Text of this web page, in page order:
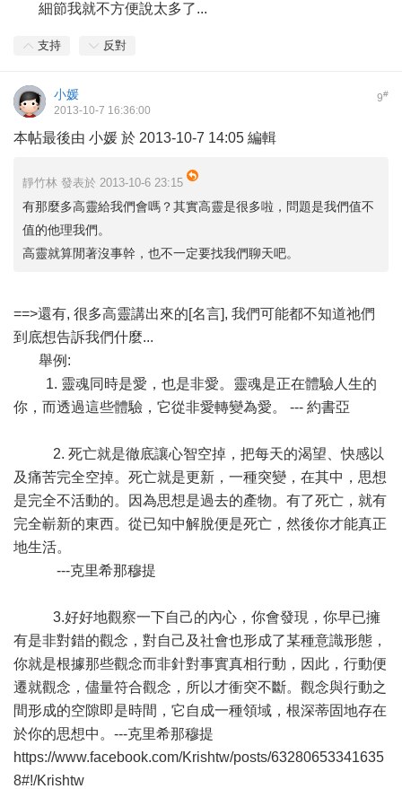
細節我就不方便說太多了...
支持 反對
9#
小媛
2013-10-7 16:36:00
本帖最後由 小媛 於 2013-10-7 14:05 編輯
靜竹林 發表於 2013-10-6 23:15
有那麼多高靈給我們會嗎？其實高靈是很多啦，問題是我們值不
值的他理我們。
高靈就算閒著沒事幹，也不一定要找我們聊天吧。
==>還有, 很多高靈講出來的[名言], 我們可能都不知道祂們
到底想告訴我們什麼...
舉例:
1. 靈魂同時是愛，也是非愛。靈魂是正在體驗人生的
你，而透過這些體驗，它從非愛轉變為愛。 --- 約書亞
2. 死亡就是徹底讓心智空掉，把每天的渴望、快感以
及痛苦完全空掉。死亡就是更新，一種突變，在其中，思想
是完全不活動的。因為思想是過去的產物。有了死亡，就有
完全嶄新的東西。從已知中解脫便是死亡，然後你才能真正
地生活。
---克里希那穆提
3.好好地觀察一下自己的內心，你會發現，你早已擁
有是非對錯的觀念，對自己及社會也形成了某種意識形態，
你就是根據那些觀念而非針對事實真相行動，因此，行動便
遷就觀念，儘量符合觀念，所以才衝突不斷。觀念與行動之
間形成的空隙即是時間，它自成一種領域，根深蒂固地存在
於你的思想中。---克里希那穆提
https://www.facebook.com/Krishtw/posts/63280653341635
8#!/Krishtw